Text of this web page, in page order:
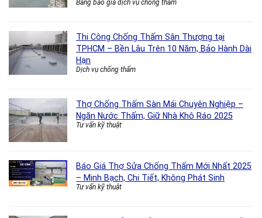
Bảng báo giá dịch vụ chống thấm
Thi Công Chống Thấm Sân Thượng tại
TPHCM – Bền Lâu Trên 10 Năm, Bảo Hành Dài
Hạn
Dịch vụ chống thấm
Thợ Chống Thấm Sàn Mái Chuyên Nghiệp –
Ngăn Nước Thấm, Giữ Nhà Khô Ráo 2025
Tư vấn kỹ thuật
Báo Giá Thợ Sửa Chống Thấm Mới Nhất 2025
– Minh Bạch, Chi Tiết, Không Phát Sinh
Tư vấn kỹ thuật